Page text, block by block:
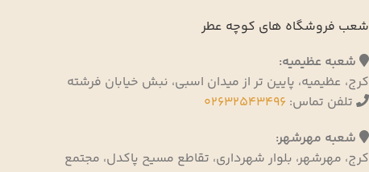
شعب فروشگاه های کوچه عطر
شعبه عظیمیه:
کرج، عظیمیه، پایین تر از میدان اسبی، نبش خیابان فرشته
تلفن تماس: 02632543496
شعبه مهرشهر:
کرج، مهرشهر، بلوار شهرداری، تقاطع مسیح پاکدل، مجتمع